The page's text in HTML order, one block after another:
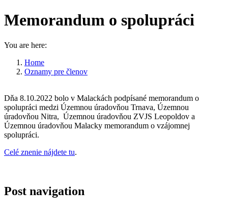
Memorandum o spolupráci
You are here:
Home
Oznamy pre členov
Dňa 8.10.2022 bolo v Malackách podpísané memorandum o
spolupráci medzi Územnou úradovňou Trnava, Územnou
úradovňou Nitra, Územnou úradovňou ZVJS Leopoldov a
Územnou úradovňou Malacky memorandum o vzájomnej
spolupráci.
Celé znenie nájdete tu.
Post navigation